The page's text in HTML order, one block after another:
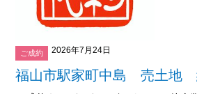
ご成約 2026年7月24日
福山市駅家町中島 売土地